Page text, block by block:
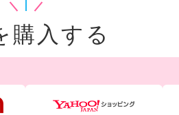
購入する